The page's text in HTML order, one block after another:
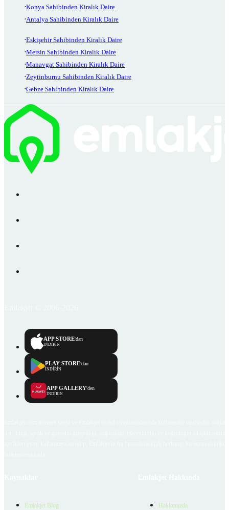
Konya Sahibinden Kiralık Daire
Antalya Sahibinden Kiralık Daire
Eskişehir Sahibinden Kiralık Daire
Mersin Sahibinden Kiralık Daire
Manavgat Sahibinden Kiralık Daire
Zeytinburnu Sahibinden Kiralık Daire
Gebze Sahibinden Kiralık Daire
APP STORE'dan
İNDİRİN
PLAY STORE'dan
İNDİRİN
APP GALLERY'den
İNDİRİN
Emlakjet Blog Hakkımızda